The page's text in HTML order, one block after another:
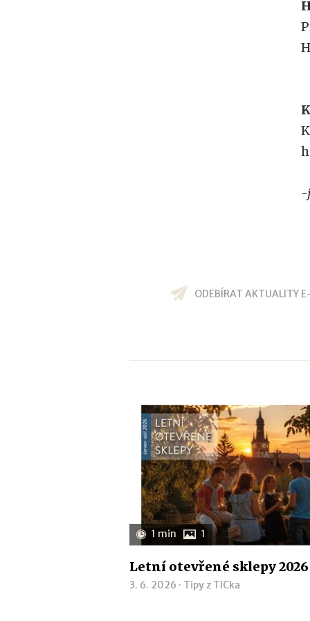
-
ODEBÍRAT AKTUALITY
1 min 1
Letní otevřené sklepy 2026
3. 6. 2026 · Tipy z TICka